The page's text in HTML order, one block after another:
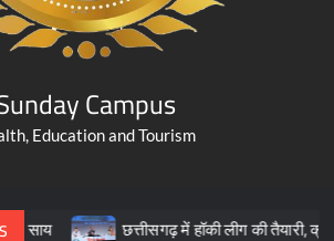
Campus
Education and Tourism
छत्तीसगढ़ में हॉकी लीग की तैयारी, क्रीड़ा प्रोत्साहन